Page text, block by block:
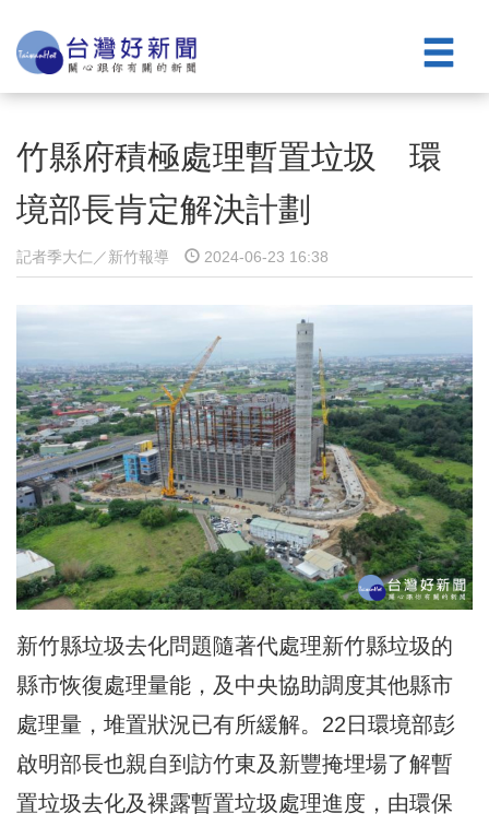
竹縣府積極處理暫置垃圾 環
境部長肯定解決計劃
記者季大仁／新竹報導 2024-06-23 16:38
新竹縣垃圾去化問題隨著代處理新竹縣垃圾的
縣市恢復處理量能，及中央協助調度其他縣市
處理量，堆置狀況已有所緩解。22日環境部彭
啟明部長也親自到訪竹東及新豐掩埋場了解暫
置垃圾去化及裸露暫置垃圾處理進度，由環保